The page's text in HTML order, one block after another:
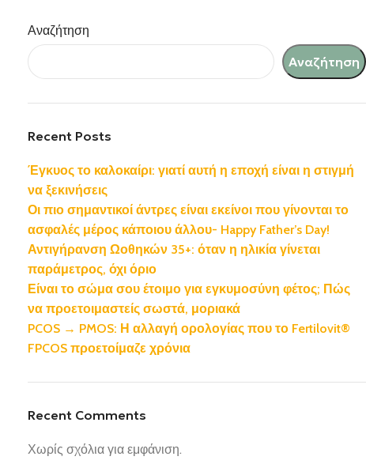
Αναζήτηση
Αναζήτηση
Recent Posts
Έγκυος το καλοκαίρι: γιατί αυτή η εποχή είναι η στιγμή
να ξεκινήσεις
Οι πιο σημαντικοί άντρες είναι εκείνοι που γίνονται το
ασφαλές μέρος κάποιου άλλου- Happy Father’s Day!
Αντιγήρανση Ωοθηκών 35+: όταν η ηλικία γίνεται
παράμετρος, όχι όριο
Είναι το σώμα σου έτοιμο για εγκυμοσύνη φέτος; Πώς
να προετοιμαστείς σωστά, μοριακά
PCOS → PMOS: Η αλλαγή ορολογίας που το Fertilovit®
FPCOS προετοίμαζε χρόνια
Recent Comments
Χωρίς σχόλια για εμφάνιση.